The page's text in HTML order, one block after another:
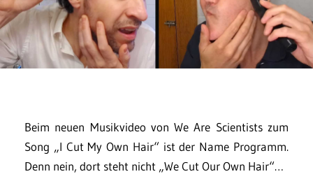
Beim neuen Musikvideo von We Are Scientists zum
Song „I Cut My Own Hair“ ist der Name Programm.
Denn nein, dort steht nicht „We Cut Our Own Hair“…